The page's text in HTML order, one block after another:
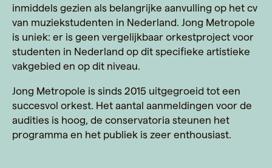
inmiddels gezien als belangrijke aanvulling op het cv
van muziekstudenten in Nederland. Jong Metropole
is uniek: er is geen vergelijkbaar orkestproject voor
studenten in Nederland op dit specifieke artistieke
vakgebied en op dit niveau.
Jong Metropole is sinds 2015 uitgegroeid tot een
succesvol orkest. Het aantal aanmeldingen voor de
audities is hoog, de conservatoria steunen het
programma en het publiek is zeer enthousiast.